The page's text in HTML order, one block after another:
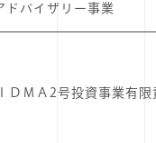
ドバイザリー事業
ＤＭＡ2号投資事業有限